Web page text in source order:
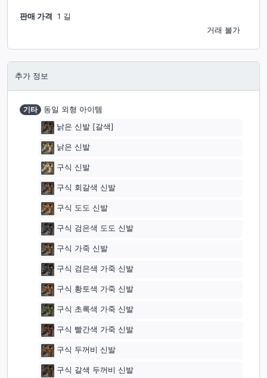
판매 가격
1 길
거래 불가
추가 정보
기타
동일 외형 아이템
낡은 신발 [갈색]
낡은 신발
구식 신발
구식 회갈색 신발
구식 도도 신발
구식 검은색 도도 신발
구식 가죽 신발
구식 검은색 가죽 신발
구식 황토색 가죽 신발
구식 초록색 가죽 신발
구식 빨간색 가죽 신발
구식 두꺼비 신발
구식 갈색 두꺼비 신발